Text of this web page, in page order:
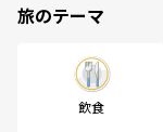
旅のテーマ
飲食